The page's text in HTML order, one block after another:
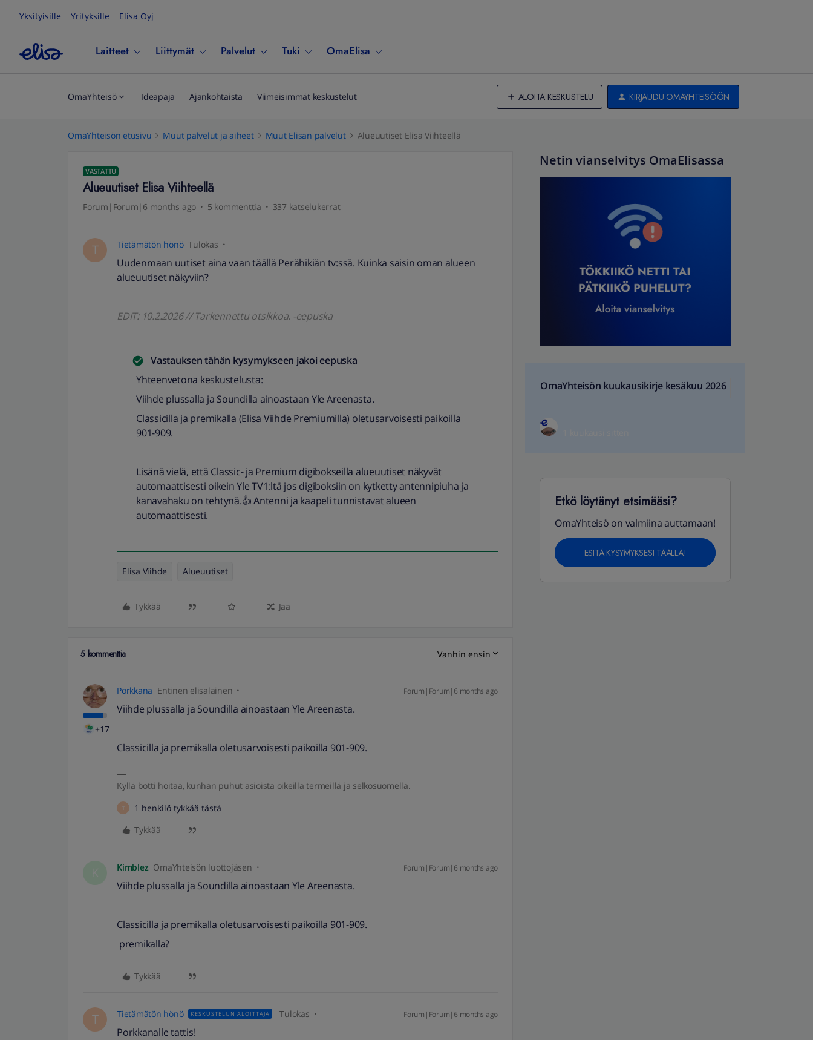
Yksityisille Yrityksille Elisa Oyj
Laitteet Liittymät Palvelut Tuki OmaElisa
OmaYhteisö Ideapaja Ajankohtaista Viimeisimmät keskustelut ALOITA KESKUSTELU KIRJAUDU OMAYHTEISÖÖN
OmaYhteisön etusivu Muut palvelut ja aiheet Muut Elisan palvelut Alueuutiset Elisa Viihteellä
VASTATTU
Alueuutiset Elisa Viihteellä
Forum|Forum|6 months ago 5 kommenttia 337 katselukerrat
T Tietämätön hönö Tulokas
Uudenmaan uutiset aina vaan täällä Perähikiän tv:ssä. Kuinka saisin oman alueen
alueuutiset näkyviin?
EDIT: 10.2.2026 // Tarkennettu otsikkoa. -eepuska
Vastauksen tähän kysymykseen jakoi eepuska
Yhteenvetona keskustelusta:
Viihde plussalla ja Soundilla ainoastaan Yle Areenasta.
Classicilla ja premikalla (Elisa Viihde Premiumilla) oletusarvoisesti paikoilla
901-909.
Lisänä vielä, että Classic- ja Premium digibokseilla alueuutiset näkyvät
automaattisesti oikein Yle TV1:ltä jos digiboksiin on kytketty antennipiuha ja
kanavahaku on tehtynä.👍 Antenni ja kaapeli tunnistavat alueen
automaattisesti.
Elisa Viihde Alueuutiset
Tykkää Jaa
5 kommenttia Vanhin ensin
+17
Porkkana Entinen elisalainen Forum|Forum|6 months ago
Viihde plussalla ja Soundilla ainoastaan Yle Areenasta.
Classicilla ja premikalla oletusarvoisesti paikoilla 901-909.
Kyllä botti hoitaa, kunhan puhut asioista oikeilla termeillä ja selkosuomella.
T
1 henkilö tykkää tästä
Tykkää
Kimblez OmaYhteisön luottojäsen Forum|Forum|6 months ago
Viihde plussalla ja Soundilla ainoastaan Yle Areenasta.
Classicilla ja premikalla oletusarvoisesti paikoilla 901-909.
premikalla?
Tykkää
T Tietämätön hönö KESKUSTELUN ALOITTAJA Tulokas Forum|Forum|6 months ago
Porkkanalle tattis!
Netin vianselvitys OmaElisassa
OmaYhteisön kuukausikirje kesäkuu 2026
Etkö löytänyt etsimääsi?
OmaYhteisö on valmiina auttamaan!
ESITÄ KYSYMYKSESI TÄÄLLÄ!